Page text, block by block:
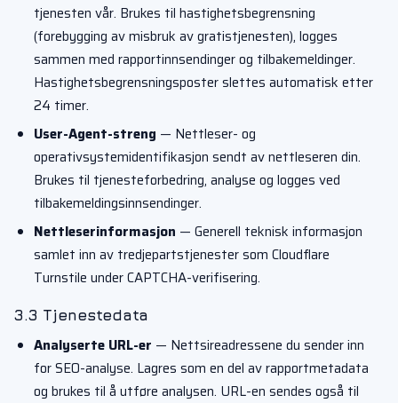
tjenesten vår. Brukes til hastighetsbegrensning
(forebygging av misbruk av gratistjenesten), logges
sammen med rapportinnsendinger og tilbakemeldinger.
Hastighetsbegrensningsposter slettes automatisk etter
24 timer.
User-Agent-streng — Nettleser- og
operativsystemidentifikasjon sendt av nettleseren din.
Brukes til tjenesteforbedring, analyse og logges ved
tilbakemeldingsinnsendinger.
Nettleserinformasjon — Generell teknisk informasjon
samlet inn av tredjepartstjenester som Cloudflare
Turnstile under CAPTCHA-verifisering.
3.3 Tjenestedata
Analyserte URL-er — Nettsireadressene du sender inn
for SEO-analyse. Lagres som en del av rapportmetadata
og brukes til å utføre analysen. URL-en sendes også til